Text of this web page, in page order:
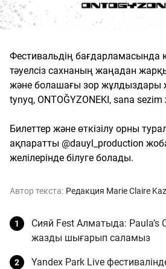
Фестивальдің бағдарламасында
тәуелсіз сахнаның жаңадан
және болашағы зор жұлдыздары
tynyq, ONTOĞYZONEKI, sana
Билеттер және өткізілу орны
ақпаратты @dauyl_production
желілерінде білуге болады.
Автор текста: Редакция Marie Claire
Сияй Fest Алматыда: Paula’s
жазды шығарып саламыз
Yandex Park Live